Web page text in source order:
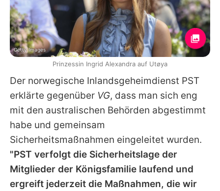
Der norwegische Inlandsgeheimdienst PST
erklärte gegenüber VG, dass man sich eng
mit den australischen Behörden abgestimmt
habe und gemeinsam
Sicherheitsmaßnahmen eingeleitet wurden.
"PST verfolgt die Sicherheitslage der
Mitglieder der Königsfamilie laufend und
ergreift jederzeit die Maßnahmen, die wir
Getty Images
Prinzessin Ingrid Alexandra auf Utøya